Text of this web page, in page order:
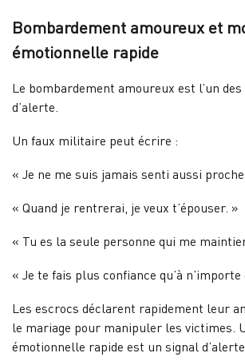
Bombardement amoureux et
émotionnelle rapide
Le bombardement amoureux est l’un
d’alerte.
Un faux militaire peut écrire :
« Je ne me suis jamais senti aussi proche
« Quand je rentrerai, je veux t’épouser. »
« Tu es la seule personne qui me
« Je te fais plus confiance qu’à n’importe
Les escrocs déclarent rapidement leur
le mariage pour manipuler les victimes.
émotionnelle rapide est un signal